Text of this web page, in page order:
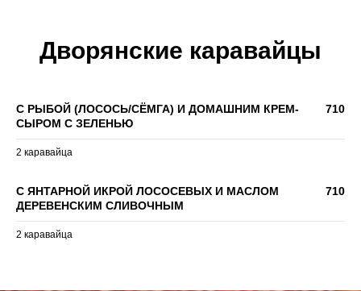
Дворянские каравайцы
С РЫБОЙ (ЛОСОСЬ/СЁМГА) И ДОМАШНИМ КРЕМ-
СЫРОМ С ЗЕЛЕНЬЮ
710
2 каравайца
С ЯНТАРНОЙ ИКРОЙ ЛОСОСЕВЫХ И МАСЛОМ
ДЕРЕВЕНСКИМ СЛИВОЧНЫМ
710
2 каравайца